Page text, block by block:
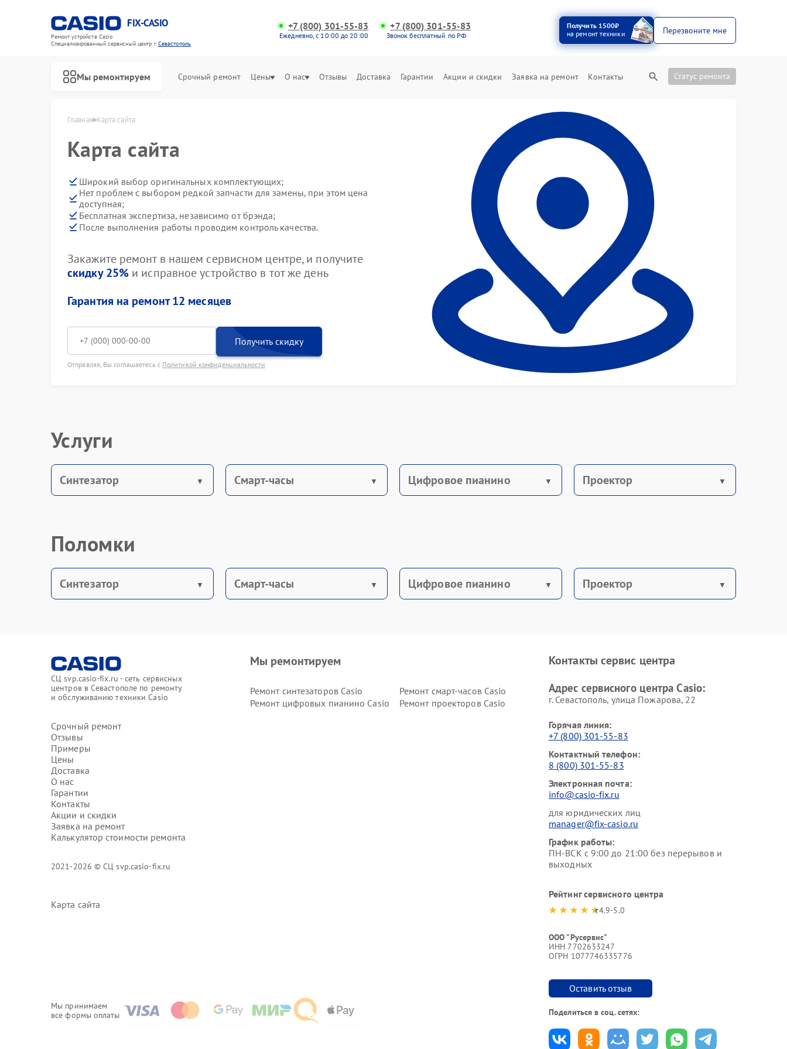
FIX-CASIO
Ремонт устройств Casio
Специализированный cервисный центр г.Севастополь
+7 (800) 301-55-83
Ежедневно, с 10:00 до 20:00
+7 (800) 301-55-83
Звонок бесплатный по РФ
Получить 1500₽
на ремонт техники
Перезвоните мне
Мы ремонтируем Срочный ремонт Цены О нас Отзывы Доставка Гарантии Акции и скидки Заявка на ремонт Контакты Статус ремонта
Главная Карта сайта
Карта сайта
Широкий выбор оригинальных комплектующих;
Нет проблем с выбором редкой запчасти для замены, при этом цена
доступная;
Бесплатная экспертиза, независимо от брэнда;
После выполнения работы проводим контроль качества.
Закажите ремонт в нашем сервисном центре, и получите
скидку 25% и исправное устройство в тот же день
Гарантия на ремонт 12 месяцев
Получить скидку
Отправляя, Вы соглашаетесь с Политикой конфиденциальности
Услуги
Синтезатор Смарт-часы Цифровое пианино Проектор
Поломки
Синтезатор Смарт-часы Цифровое пианино Проектор
СЦ svp.casio-fix.ru - сеть сервисных
центров в Севастополе по ремонту
и обслуживанию техники Casio
Срочный ремонт
Отзывы
Примеры
Цены
Доставка
О нас
Гарантии
Контакты
Акции и скидки
Заявка на ремонт
Калькулятор стоимости ремонта
2021-2026 © СЦ svp.casio-fix.ru
Карта сайта
Мы принимаем
все формы оплаты
Мы ремонтируем
Ремонт синтезаторов Casio
Ремонт смарт-часов Casio
Ремонт цифровых пианино Casio
Ремонт проекторов Casio
Контакты сервис центра
Адрес сервисного центра Casio:
г. Севастополь, улица Пожарова, 22
Горячая линия:
+7 (800) 301-55-83
Контактный телефон:
8 (800) 301-55-83
Электронная почта:
info@casio-fix.ru
для юридических лиц
manager@fix-casio.ru
График работы:
ПН-ВСК с 9:00 до 21:00 без перерывов и
выходных
Рейтинг сервисного центра
4.9-5.0
ООО "Русервис"
ИНН 7702633247
ОГРН 1077746335776
Оставить отзыв
Поделиться в соц. сетях: